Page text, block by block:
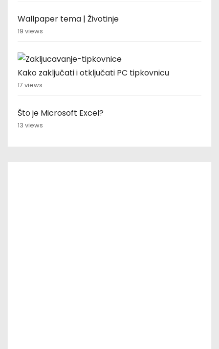
Wallpaper tema | Životinje
19 views
Kako zaključati i otključati PC tipkovnicu
17 views
Što je Microsoft Excel?
13 views